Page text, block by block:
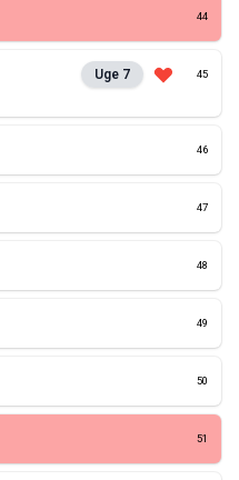
44
Uge 7 45
46
47
48
49
50
51